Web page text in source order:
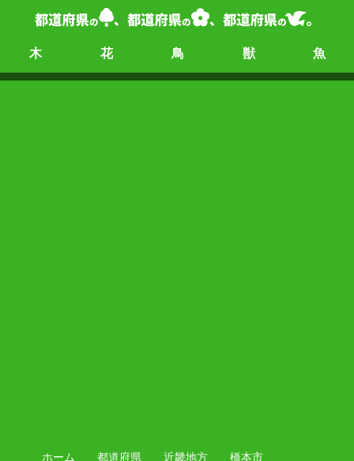
木 花 鳥 獣 魚
ホーム 都道府県 近畿地方 橋本市